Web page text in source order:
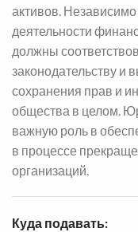
активов.
деятельности
должны
законодательству и
сохранения прав и
общества в целом.
важную роль в
в процессе
организаций.
Куда подавать: